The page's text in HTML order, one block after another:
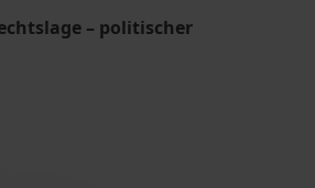
– politischer